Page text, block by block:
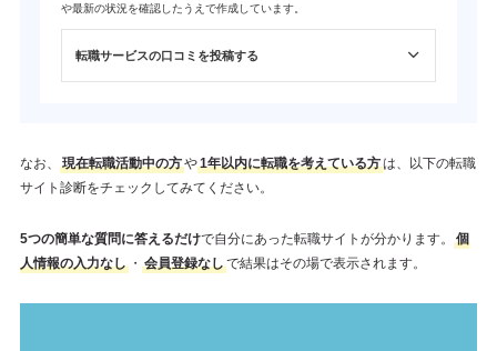
や最新の状況を確認したうえで作成しています。
転職サービスの口コミを投稿する
なお、 現在転職活動中の方や1年以内に転職を考えている方は、以下の転職
サイト診断をチェックしてみてください。
5つの簡単な質問に答えるだけで自分にあった転職サイトが分かります。
個
人情報の入力なし・ 会員登録なしで結果はその場で表示されます。